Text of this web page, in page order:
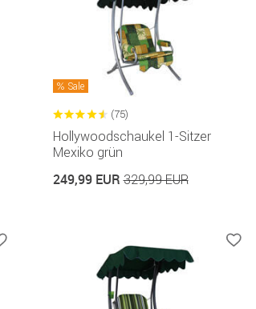
Sale
(75)
Hollywoodschaukel 1-Sitzer
Mexiko grün
249,99 EUR329,99 EUR